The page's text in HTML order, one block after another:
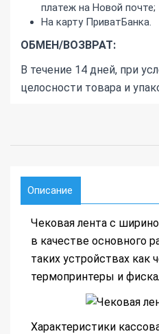
платеж на Новой почте;
На карту ПриватБанка.
ОБМЕН/ВОЗВРАТ:
В течение 14 дней, при
целосности товара и
Описание
Чековая лента с
в качестве основного
таких устройствах как
термопринтеры и
Характеристики